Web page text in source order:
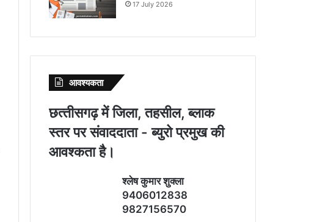
17 July 2026
आवश्‍यकता
छत्‍तीसगढ़ में जिला, तहसील, ब्‍लाक
स्‍तर पर संवाददाता - ब्‍युरो प्रमुख की
आवश्‍कता है।
श्‍लेष कुमार शुक्‍ला
9406012838
9827156570